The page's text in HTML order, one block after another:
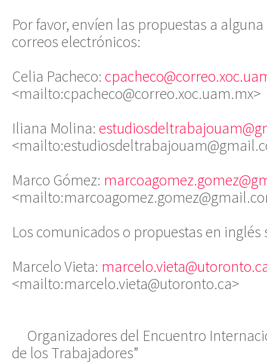
Por favor, envíen las propuestas a
correos electrónicos:
Celia Pacheco:
<mailto:cpacheco@correo.xoc.uam.mx>
Iliana Molina:
Marco Gómez:
Los comunicados o propuestas en inglés
Marcelo Vieta:
<mailto:marcelo.vieta@utoronto.ca>
Organizadores del Encuentro
de los Trabajadores”